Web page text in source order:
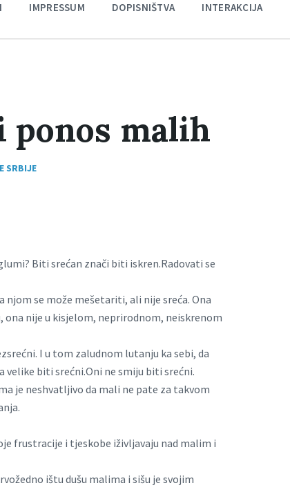
IMPRESSUM DOPISNIŠTVA INTERAKCIJA
malih
SRBIJE
Biti srećan znači biti iskren.Radovati se
njom se može mešetariti, ali nije sreća. Ona
ona nije u kisjelom, neprirodnom, neiskrenom
I u tom zaludnom lutanju ka sebi, da
velike biti srećni.Oni ne smiju biti srećni.
je neshvatljivo da mali ne pate za takvom
frustracije i tjeskobe iživljavaju nad malim i
ištu dušu malima i sišu je svojim